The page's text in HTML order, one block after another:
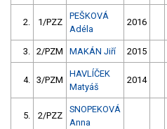
2. 1/PZZ
PEŠKOVÁ
Adéla
2016
3. 2/PZM MAKÁN Jiří 2015
4. 3/PZM
HAVLÍČEK
Matyáš
2014
5. 2/PZZ
SNOPEKOVÁ
Anna